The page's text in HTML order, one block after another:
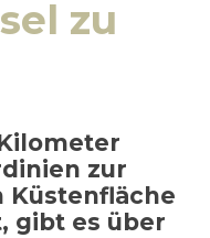
zu
zur
Küstenfläche
gibt es über